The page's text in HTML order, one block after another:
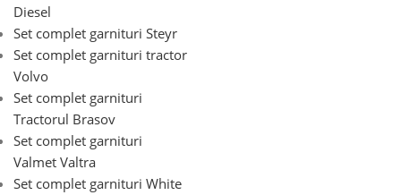
Diesel
Set complet garnituri Steyr
Set complet garnituri tractor
Volvo
Set complet garnituri
Tractorul Brasov
Set complet garnituri
Valmet Valtra
Set complet garnituri White